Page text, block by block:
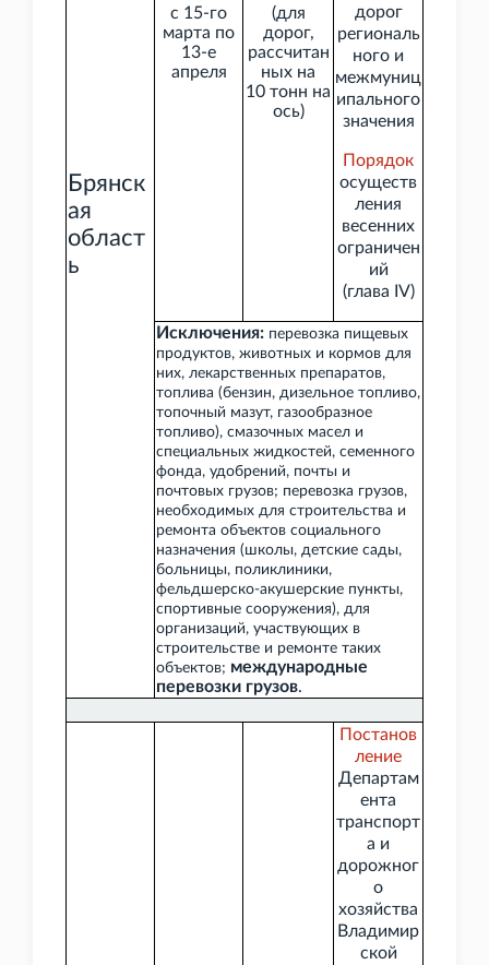
Брянск
ая
област
ь
с 15-го
марта по
13-е
апреля
(для
дорог,
рассчитан
ных на
10 тонн на
ось)
дорог
региональ
ного и
межмуниц
ипального
значения
Порядок
осуществ
ления
весенних
ограничен
ий
(глава IV)
Исключения: перевозка пищевых
продуктов, животных и кормов для
них, лекарственных препаратов,
топлива (бензин, дизельное топливо,
топочный мазут, газообразное
топливо), смазочных масел и
специальных жидкостей, семенного
фонда, удобрений, почты и
почтовых грузов; перевозка грузов,
необходимых для строительства и
ремонта объектов социального
назначения (школы, детские сады,
больницы, поликлиники,
фельдшерско-акушерские пункты,
спортивные сооружения), для
организаций, участвующих в
строительстве и ремонте таких
объектов; международные
перевозки грузов.
Постанов
ление
Департам
ента
транспорт
а и
дорожног
о
хозяйства
Владимир
ской